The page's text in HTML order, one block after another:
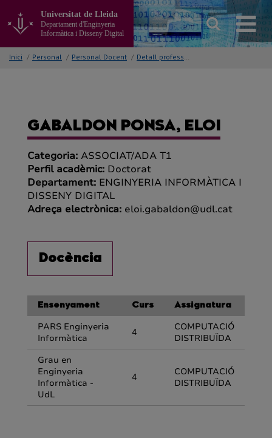
contingut
Universitat de Lleida
Departament d'Enginyeria
Informàtica i Disseny Digital
Inici / Personal / Personal Docent / Detall professor/a